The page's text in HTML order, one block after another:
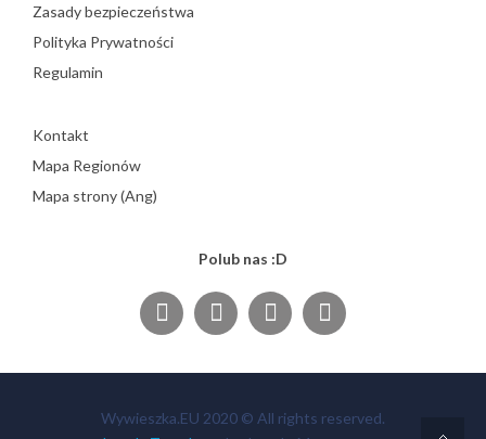
Zasady bezpieczeństwa
Polityka Prywatności
Regulamin
Kontakt
Mapa Regionów
Mapa strony (Ang)
Polub nas :D
Wywieszka.EU 2020 © All rights reserved.